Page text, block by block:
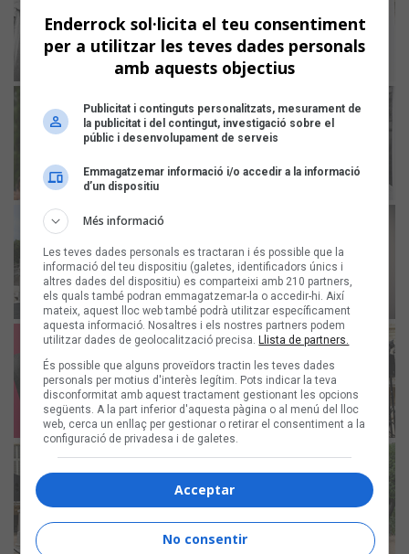
Enderrock sol·licita el teu consentiment
per a utilitzar les teves dades personals
amb aquests objectius
Publicitat i continguts personalitzats, mesurament de
la publicitat i del contingut, investigació sobre el
públic i desenvolupament de serveis
Emmagatzemar informació i/o accedir a la informació
d’un dispositiu
Més informació
Les teves dades personals es tractaran i és possible que la
informació del teu dispositiu (galetes, identificadors únics i
altres dades del dispositiu) es comparteixi amb 210 partners,
els quals també podran emmagatzemar-la o accedir-hi. Així
mateix, aquest lloc web també podrà utilitzar específicament
aquesta informació. Nosaltres i els nostres partners podem
utilitzar dades de geolocalització precisa. Llista de partners.
És possible que alguns proveïdors tractin les teves dades
personals per motius d'interès legítim. Pots indicar la teva
disconformitat amb aquest tractament gestionant les opcions
següents. A la part inferior d'aquesta pàgina o al menú del lloc
web, cerca un enllaç per gestionar o retirar el consentiment a la
configuració de privadesa i de galetes.
Acceptar
No consentir